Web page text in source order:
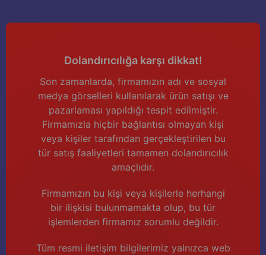
Dolandırıcılığa karşı dikkat!
Son zamanlarda, firmamızın adı ve sosyal
medya görselleri kullanılarak ürün satışı ve
pazarlaması yapıldığı tespit edilmiştir.
Firmamızla hiçbir bağlantısı olmayan kişi
veya kişiler tarafından gerçekleştirilen bu
tür satış faaliyetleri tamamen dolandırıcılık
amaçlıdır.
Firmamızın bu kişi veya kişilerle herhangi
bir ilişkisi bulunmamakta olup, bu tür
işlemlerden firmamız sorumlu değildir.
Tüm resmi iletişim bilgilerimiz yalnızca web